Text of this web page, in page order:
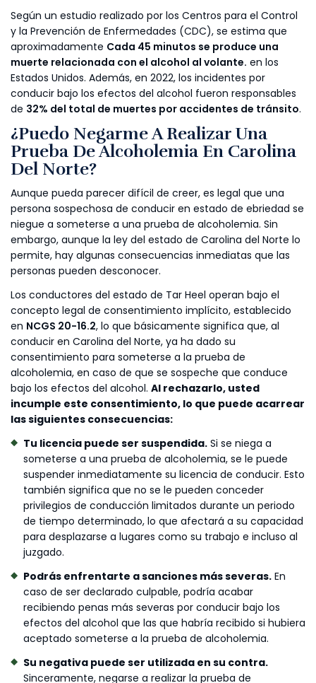
Según un estudio realizado por los Centros para el Control
y la Prevención de Enfermedades (CDC), se estima que
aproximadamente Cada 45 minutos se produce una
muerte relacionada con el alcohol al volante. en los
Estados Unidos. Además, en 2022, los incidentes por
conducir bajo los efectos del alcohol fueron responsables
de 32% del total de muertes por accidentes de tránsito.
¿Puedo Negarme A Realizar Una
Prueba De Alcoholemia En Carolina
Del Norte?
Aunque pueda parecer difícil de creer, es legal que una
persona sospechosa de conducir en estado de ebriedad se
niegue a someterse a una prueba de alcoholemia. Sin
embargo, aunque la ley del estado de Carolina del Norte lo
permite, hay algunas consecuencias inmediatas que las
personas pueden desconocer.
Los conductores del estado de Tar Heel operan bajo el
concepto legal de consentimiento implícito, establecido
en NCGS 20-16.2, lo que básicamente significa que, al
conducir en Carolina del Norte, ya ha dado su
consentimiento para someterse a la prueba de
alcoholemia, en caso de que se sospeche que conduce
bajo los efectos del alcohol. Al rechazarlo, usted
incumple este consentimiento, lo que puede acarrear
las siguientes consecuencias:
Tu licencia puede ser suspendida. Si se niega a
someterse a una prueba de alcoholemia, se le puede
suspender inmediatamente su licencia de conducir. Esto
también significa que no se le pueden conceder
privilegios de conducción limitados durante un periodo
de tiempo determinado, lo que afectará a su capacidad
para desplazarse a lugares como su trabajo e incluso al
juzgado.
Podrás enfrentarte a sanciones más severas. En
caso de ser declarado culpable, podría acabar
recibiendo penas más severas por conducir bajo los
efectos del alcohol que las que habría recibido si hubiera
aceptado someterse a la prueba de alcoholemia.
Su negativa puede ser utilizada en su contra.
Sinceramente, negarse a realizar la prueba de